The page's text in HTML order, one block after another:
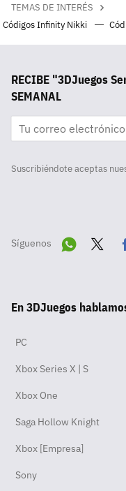
TEMAS DE INTERÉS
Códigos Infinity Nikki
RECIBE "3DJuegos
SEMANAL
Suscribiéndote aceptas
Síguenos
pp
En 3DJuegos
PC
Xbox Series X | S
Xbox One
Saga Hollow Knight
Xbox [Empresa]
Sony